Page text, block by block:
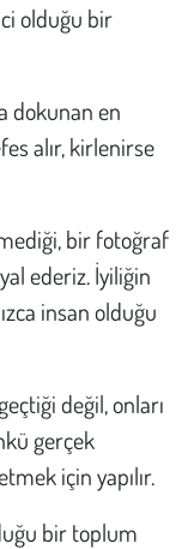
olduğu bir
dokunan en
alır, kirlenirse
bir fotoğraf
ederiz. İyiliğin
insan olduğu
değil, onları
gerçek
için yapılır.
bir toplum